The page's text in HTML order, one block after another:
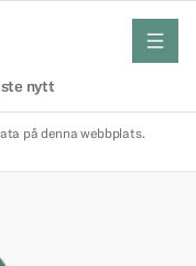
nytt
meny
på denna webbplats.